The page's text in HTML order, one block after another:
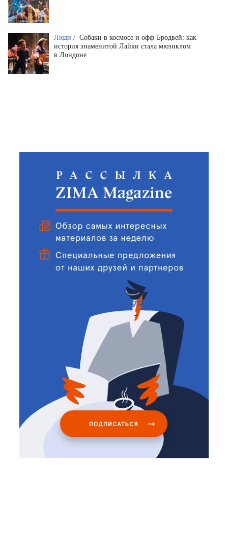
Люди / Собаки в космосе и офф-Бродвей: как
история знаменитой Лайки стала мюзиклом
в Лондоне